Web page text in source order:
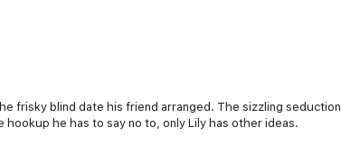
frisky blind date his friend arranged. The sizzling seduction
he has to say no to, only Lily has other ideas.